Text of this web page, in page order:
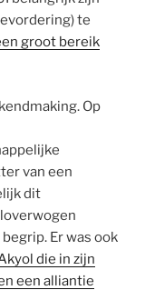
te
groot bereik
Op
van een
dit
Er was ook
die in zijn
een alliantie